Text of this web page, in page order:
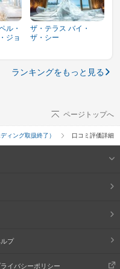
ル・
ジョ
ザ・テラス バイ・
ザ・シー
ランキングをもっと見る
ページトップへ
ィング取扱終了） 口コミ評価詳細
プ
ライバシーポリシー